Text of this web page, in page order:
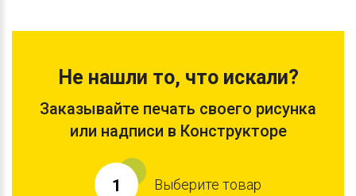
Не нашли то, что искали?
Заказывайте печать своего рисунка
или надписи в Конструкторе
1 Выберите товар